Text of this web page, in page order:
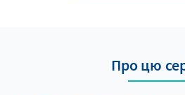
Про цю